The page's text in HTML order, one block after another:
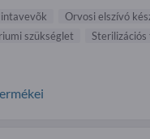
Orvosi elszívó
szükséglet